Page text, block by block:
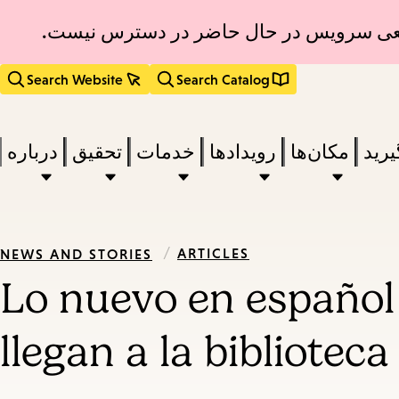
سرویس در حال حاضر در دسترس نیست.
Search Catalog
Search Website
مکان‌ها رویدادها خدمات تحقیق درباره
NEWS AND STORIES / ARTICLES
Lo nuevo en
llegan a la biblioteca